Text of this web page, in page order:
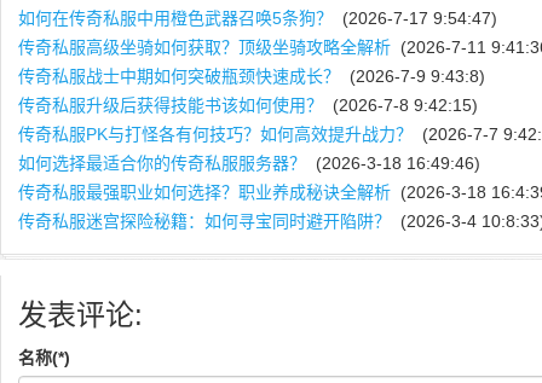
如何在传奇私服中用橙色武器召唤5条狗？
(2026-7-17 9:54:47)
传奇私服高级坐骑如何获取？顶级坐骑攻略全解析 (2026-7-11
传奇私服战士中期如何突破瓶颈快速成长？
(2026-7-9 9:43:8)
传奇私服升级后获得技能书该如何使用？
(2026-7-8 9:42:15)
传奇私服PK与打怪各有何技巧？如何高效提升战力？
(2026-7-7
如何选择最适合你的传奇私服服务器？
(2026-3-18 16:49:46)
传奇私服最强职业如何选择？职业养成秘诀全解析 (2026-3-18
传奇私服迷宫探险秘籍：如何寻宝同时避开陷阱？
(2026-3-4
发表评论:
名称(*)